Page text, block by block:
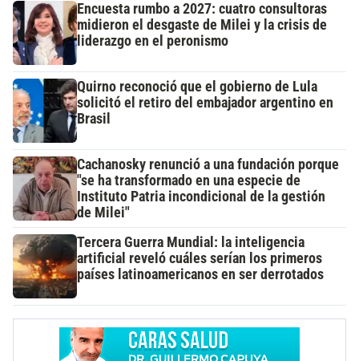
Encuesta rumbo a 2027: cuatro consultoras
midieron el desgaste de Milei y la crisis de
liderazgo en el peronismo
Quirno reconoció que el gobierno de Lula
solicitó el retiro del embajador argentino en
Brasil
Cachanosky renunció a una fundación porque
"se ha transformado en una especie de
Instituto Patria incondicional de la gestión
de Milei"
Tercera Guerra Mundial: la inteligencia
artificial reveló cuáles serían los primeros
países latinoamericanos en ser derrotados